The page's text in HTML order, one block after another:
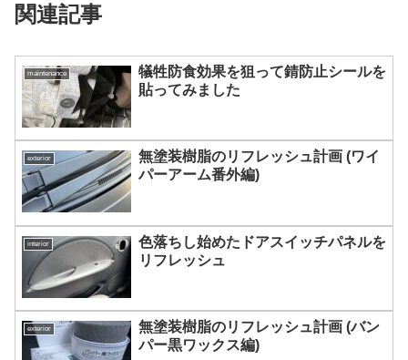
関連記事
maintenance
犠牲防食効果を狙って錆防止シールを
貼ってみました
exterior
無塗装樹脂のリフレッシュ計画 (ワイ
パーアーム番外編)
interior
色落ちし始めたドアスイッチパネルを
リフレッシュ
exterior
無塗装樹脂のリフレッシュ計画 (バン
パー黒ワックス編)